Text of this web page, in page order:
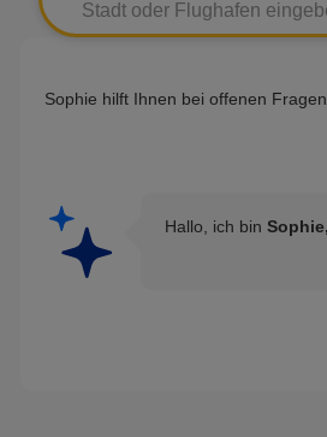
Sophie hilft Ihnen bei offenen
Hallo, ich bin